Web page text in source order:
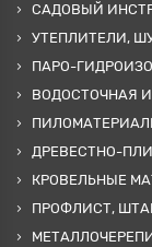
САДОВЫЙ
УТЕПЛИТЕЛИ,
ПАРО-
ВОДОСТОЧНАЯ
ДРЕВЕСТНО-
КРОВЕЛЬНЫЕ
ПРОФЛИСТ,